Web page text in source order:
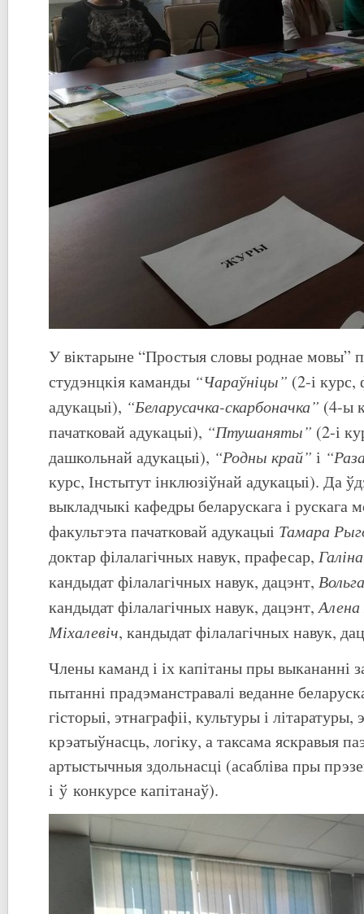
У віктарыне “Простыя словы роднае мовы”
студэнцкія каманды “Чараўніцы” (2-і курс,
адукацыі), “Беларусачка-скарбоначка” (4-ы
пачатковай адукацыі), “Птушаняты” (2-і
дашкольнай адукацыі), “Родны край” і
курс, Інстытут інклюзіўнай адукацыі). Да
выкладчыкі кафедры беларускага і рускага
факультэта пачатковай адукацыі Тамара
доктар філалагічных навук, прафесар,
кандыдат філалагічных навук, дацэнт,
кандыдат філалагічных навук, дацэнт,Алена
Міхалевіч, кандыдат філалагічных навук,
Члены каманд і іх капітаны пры выкананні
пытанні прадэманстравалі веданне
гісторыі, этнаграфіі, культуры і
крэатыўнасць, логіку, а таксама яскравыя
артыстычныя здольнасці (асабліва пры
і ў конкурсе капітанаў).